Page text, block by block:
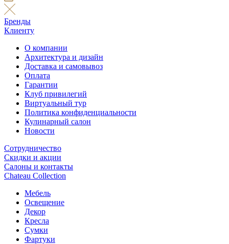
Бренды
Клиенту
О компании
Архитектура и дизайн
Доставка и самовывоз
Оплата
Гарантии
Клуб привилегий
Виртуальный тур
Политика конфиденциальности
Кулинарный салон
Новости
Сотрудничество
Скидки и акции
Салоны и контакты
Chateau Collection
Мебель
Освещение
Декор
Кресла
Сумки
Фартуки